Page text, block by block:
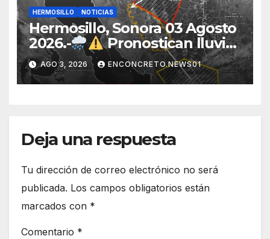
HERMOSILLO NOTICIAS
Hermosillo, Sonora 03 Agosto
2026.-
Pronostican lluvias
para Hermosillo esta noche;
norte de Sonora registra
mayor potencial de
AGO 3, 2026 ENCONCRETO.NEWS01
Deja una respuesta
Tu dirección de correo electrónico no será
publicada. Los campos obligatorios están
marcados con *
Comentario *